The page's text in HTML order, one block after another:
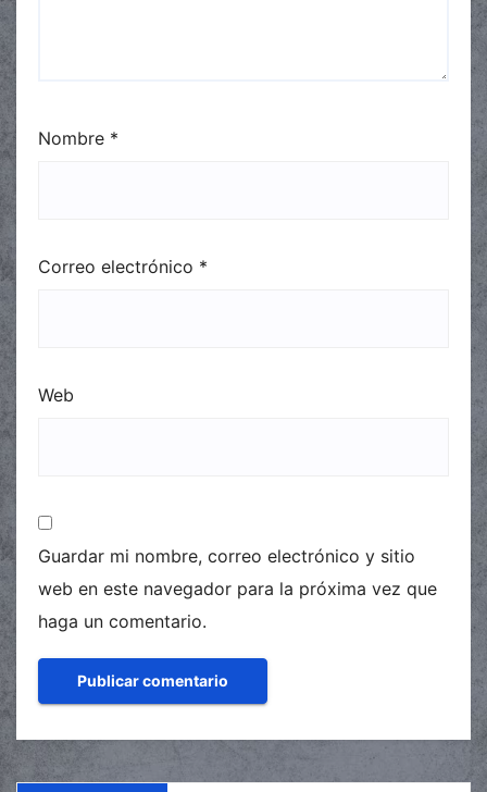
Nombre *
Correo electrónico *
Web
Guardar mi nombre, correo electrónico y sitio
web en este navegador para la próxima vez que
haga un comentario.